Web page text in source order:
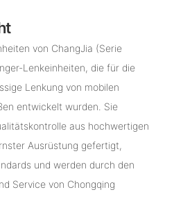
von ChangJia (Serie
Lenkeinheiten, die für die
Lenkung von mobilen
entwickelt wurden. Sie
aus hochwertigen
Ausrüstung gefertigt,
und werden durch den
Service von Chongqing